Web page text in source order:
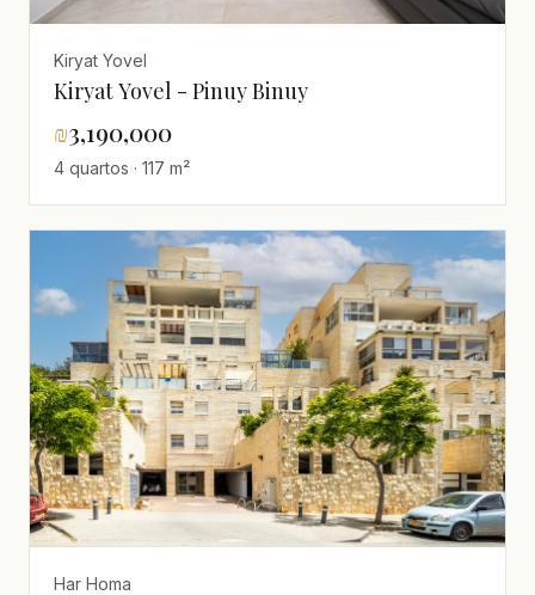
Kiryat Yovel
Kiryat Yovel - Pinuy Binuy
₪3,190,000
4 quartos · 117 m²
Har Homa